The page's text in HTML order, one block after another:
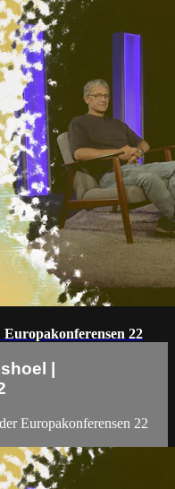
22
|
Europakonferensen 22